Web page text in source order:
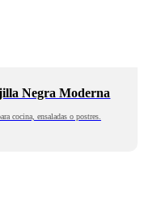
Negra Moderna
cocina, ensaladas o postres.